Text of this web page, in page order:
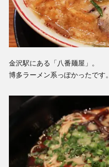
金沢駅にある「八番麺屋」。
博多ラーメン系っぽかったです。